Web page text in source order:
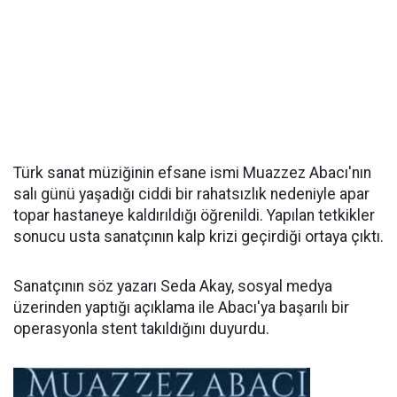
Türk sanat müziğinin efsane ismi Muazzez Abacı'nın
salı günü yaşadığı ciddi bir rahatsızlık nedeniyle apar
topar hastaneye kaldırıldığı öğrenildi. Yapılan tetkikler
sonucu usta sanatçının kalp krizi geçirdiği ortaya çıktı.
Sanatçının söz yazarı Seda Akay, sosyal medya
üzerinden yaptığı açıklama ile Abacı'ya başarılı bir
operasyonla stent takıldığını duyurdu.